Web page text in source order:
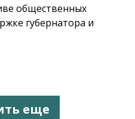
общественных
губернатора и
еще